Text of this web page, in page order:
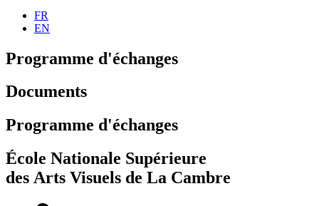
FR
EN
Programme d'échanges
Documents
Programme d'échanges
École Nationale Supérieure
des Arts Visuels de La Cambre